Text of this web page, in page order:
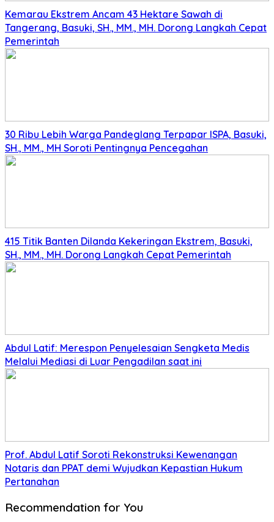
Kemarau Ekstrem Ancam 43 Hektare Sawah di
Tangerang, Basuki, SH., MM., MH. Dorong Langkah Cepat
Pemerintah
30 Ribu Lebih Warga Pandeglang Terpapar ISPA, Basuki,
SH., MM., MH Soroti Pentingnya Pencegahan
415 Titik Banten Dilanda Kekeringan Ekstrem, Basuki,
SH., MM., MH. Dorong Langkah Cepat Pemerintah
Abdul Latif: Merespon Penyelesaian Sengketa Medis
Melalui Mediasi di Luar Pengadilan saat ini
Prof. Abdul Latif Soroti Rekonstruksi Kewenangan
Notaris dan PPAT demi Wujudkan Kepastian Hukum
Pertanahan
Recommendation for You